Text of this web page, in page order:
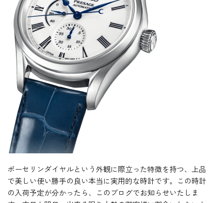
ポーセリンダイヤルという外観に際立った特徴を持つ、上品
で美しい使い勝手の良い本当に実用的な時計です。この時計
の入荷予定が分かったら、このブログでお知らせいたしま